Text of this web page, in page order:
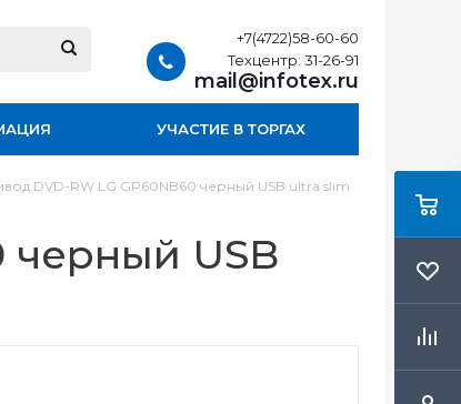
+7(4722)58-60-60
Техцентр: 31-26-91
mail@infotex.ru
УЧАСТИЕ В ТОРГАХ
DVD-RW LG GP60NB60 черный USB ultra slim
черный USB